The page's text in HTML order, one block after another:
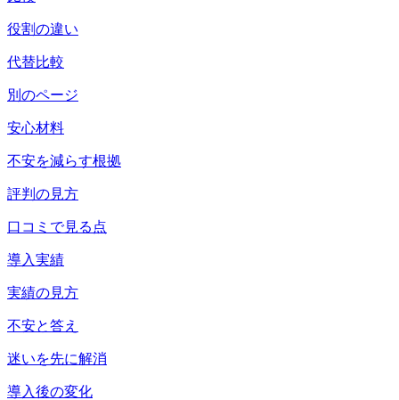
役割の違い
代替比較
別のページ
安心材料
不安を減らす根拠
評判の見方
口コミで見る点
導入実績
実績の見方
不安と答え
迷いを先に解消
導入後の変化